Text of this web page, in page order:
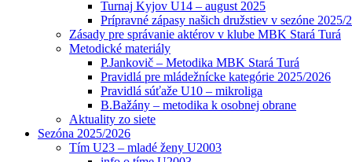
Turnaj Kyjov U14 – august 2025
Prípravné zápasy našich družstiev v sezóne 2025/
Zásady pre správanie aktérov v klube MBK Stará Turá
Metodické materiály
P.Jankovič – Metodika MBK Stará Turá
Pravidlá pre mládežnícke kategórie 2025/2026
Pravidlá súťaže U10 – mikroliga
B.Bažány – metodika k osobnej obrane
Aktuality zo siete
Sezóna 2025/2026
Tím U23 – mladé ženy U2003